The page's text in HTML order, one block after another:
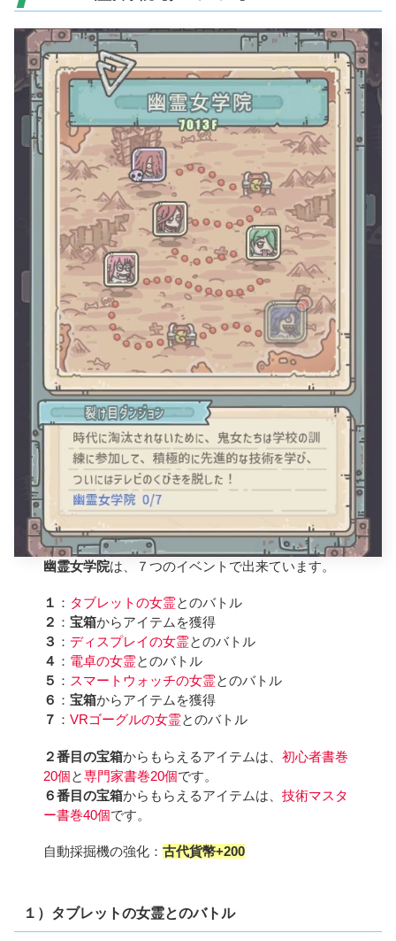
幽霊女学院は、７つのイベントで出来ています。
１ ： タブレットの女霊とのバトル
２ ：宝箱からアイテムを獲得
３ ： ディスプレイの女霊とのバトル
４ ： 電卓の女霊とのバトル
５ ： スマートウォッチの女霊とのバトル
６ ：宝箱からアイテムを獲得
７ ：VRゴーグルの女霊とのバトル
２番目の宝箱からもらえるアイテムは、初心者書巻
20個と専門家書巻20個です。
６番目の宝箱からもらえるアイテムは、技術マスタ
ー書巻40個です。
自動採掘機の強化：古代貨幣+200
１）タブレットの女霊とのバトル